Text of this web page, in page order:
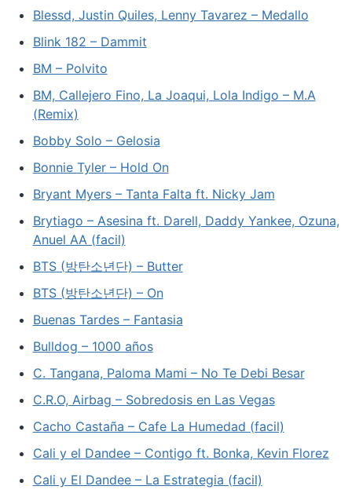
Blessd, Justin Quiles, Lenny Tavarez – Medallo
Blink 182 – Dammit
BM – Polvito
BM, Callejero Fino, La Joaqui, Lola Indigo – M.A
(Remix)
Bobby Solo – Gelosia
Bonnie Tyler – Hold On
Bryant Myers – Tanta Falta ft. Nicky Jam
Brytiago – Asesina ft. Darell, Daddy Yankee, Ozuna,
Anuel AA (facil)
BTS (방탄소년단) – Butter
BTS (방탄소년단) – On
Buenas Tardes – Fantasia
Bulldog – 1000 años
C. Tangana, Paloma Mami – No Te Debi Besar
C.R.O, Airbag – Sobredosis en Las Vegas
Cacho Castaña – Cafe La Humedad (facil)
Cali y el Dandee – Contigo ft. Bonka, Kevin Florez
Cali y El Dandee – La Estrategia (facil)